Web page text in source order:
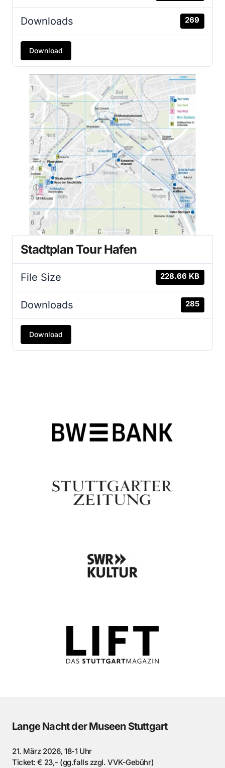
Downloads 269
Download
Stadtplan Tour Hafen
File Size 228.66 KB
Downloads 285
Download
Lange Nacht der Museen Stuttgart
21. März 2026, 18-1 Uhr
Ticket: € 23,- (gg.falls zzgl. VVK-Gebühr)